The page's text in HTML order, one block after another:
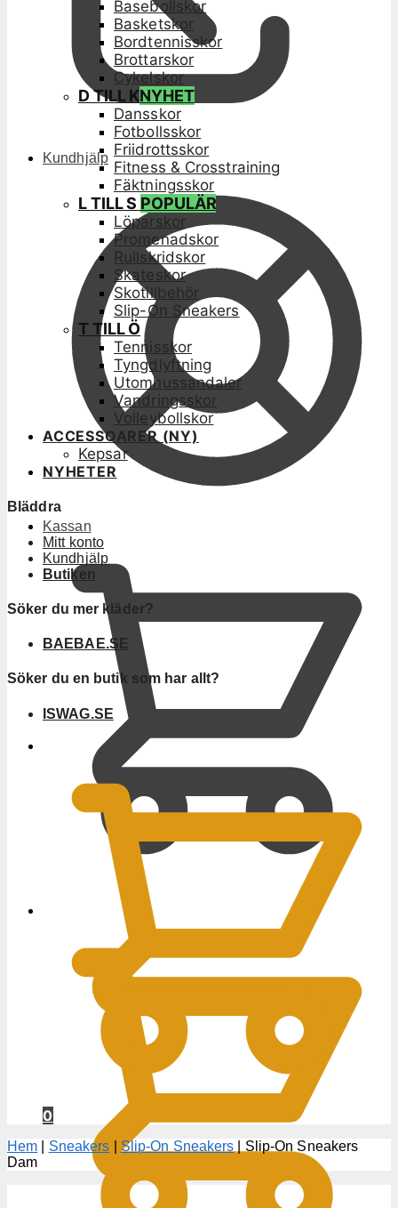
Kundhjälp
Kassan
Basebollskor
Basketskor
Bordtennisskor
Brottarskor
Cykelskor
D TILL KNYHET
Dansskor
Fotbollsskor
Friidrottsskor
Fitness & Crosstraining
Fäktningsskor
L TILL S POPULÄR
Löparskor
Promenadskor
Rullskridskor
Skateskor
Skotillbehör
Slip-On Sneakers
T TILL Ö
Tennisskor
Tyngdlyftning
Utomhussandaler
Vandringsskor
Volleybollskor
ACCESSOARER (NY)
Kepsar
NYHETER
Bläddra
Mitt konto
Kundhjälp
Butiken
Söker du mer kläder?
BAEBAE.SE
Söker du en butik som har allt?
ISWAG.SE
0
Hem Sneakers Slip-On Sneakers
Slip-On Sneakers
Dam